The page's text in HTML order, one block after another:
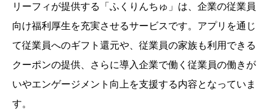
リーフィが提供する「ふくりんちゅ」は、企業の従業員
向け福利厚生を充実させるサービスです。アプリを通じ
て従業員へのギフト還元や、従業員の家族も利用できる
クーポンの提供、さらに導入企業で働く従業員の働きが
いやエンゲージメント向上を支援する内容となっていま
す。